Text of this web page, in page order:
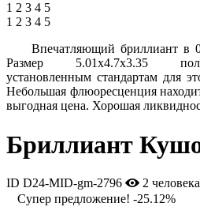
1 2 3 4 5
1 2 3 4 5
Впечатляющий бриллиант в
Размер 5.01x4.7x3.35
установленным стандартам для
Небольшая флюоресценция
выгодная цена. Хорошая
Бриллиант
ID D24-MID-gm-2796
2 человека
Супер предложение! -25.12%